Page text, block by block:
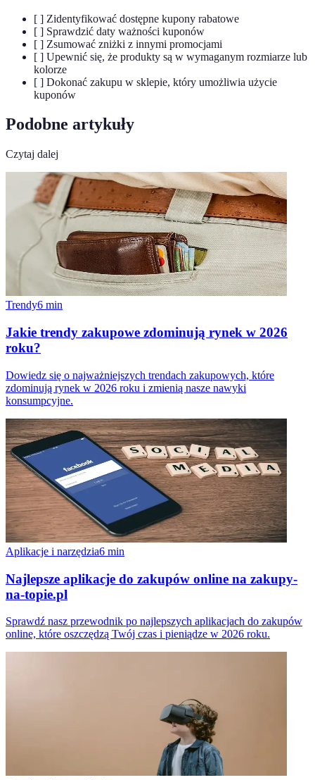
[ ] Zidentyfikować dostępne kupony rabatowe
[ ] Sprawdzić daty ważności kuponów
[ ] Zsumować zniżki z innymi promocjami
[ ] Upewnić się, że produkty są w wymaganym rozmiarze lub
kolorze
[ ] Dokonać zakupu w sklepie, który umożliwia użycie
kuponów
Podobne artykuły
Czytaj dalej
Trendy6 min
Jakie trendy zakupowe zdominują rynek w 2026
roku?
Dowiedz się o najważniejszych trendach zakupowych, które
zdominują rynek w 2026 roku i zmienią nasze nawyki
konsumpcyjne.
Aplikacje i narzędzia6 min
Najlepsze aplikacje do zakupów online na zakupy-
na-topie.pl
Sprawdź nasz przewodnik po najlepszych aplikacjach do zakupów
online, które oszczędzą Twój czas i pieniądze w 2026 roku.